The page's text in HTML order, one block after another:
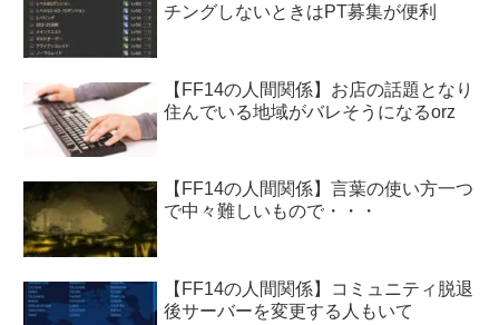
チングしないときはPT募集が便利
【FF14の人間関係】お店の話題となり
住んでいる地域がバレそうになるorz
【FF14の人間関係】言葉の使い方一つ
で中々難しいもので・・・
【FF14の人間関係】コミュニティ脱退
後サーバーを変更する人もいて